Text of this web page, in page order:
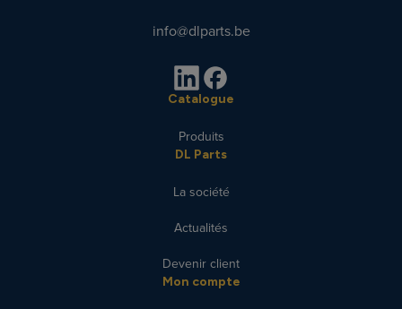
info@dlparts.be
Catalogue
Produits
DL Parts
La société
Actualités
Devenir client
Mon compte